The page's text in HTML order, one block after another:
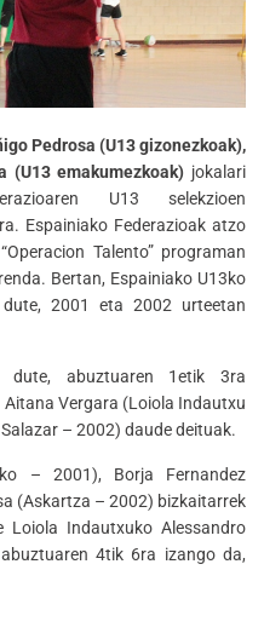
Pedrosa (U13 gizonezkoak),
(U13 emakumezkoak) jokalari
U13 selekzioen
Espainiako Federazioak atzo
Talento” programan
Bertan, Espainiako U13ko
2001 eta 2002 urteetan
dute, abuztuaren 1etik 3ra
Vergara (Loiola Indautxu
– 2002) daude deituak.
– 2001), Borja Fernandez
(Askartza – 2002) bizkaitarrek
Loiola Indautxuko Alessandro
4tik 6ra izango da,